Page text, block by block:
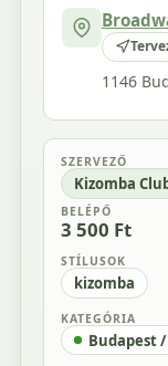
1146
SZERVEZŐ
Kizomba
BELÉPŐ
3 500 Ft
STÍLUSOK
kizomba
KATEGÓRIA
Budapest